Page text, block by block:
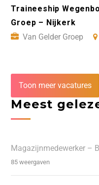
Traineeship
Groep – Nijkerk
Van Gelder Groep
Toon meer vacatures
Meest
Magazijnmedewerker –
85 weergaven